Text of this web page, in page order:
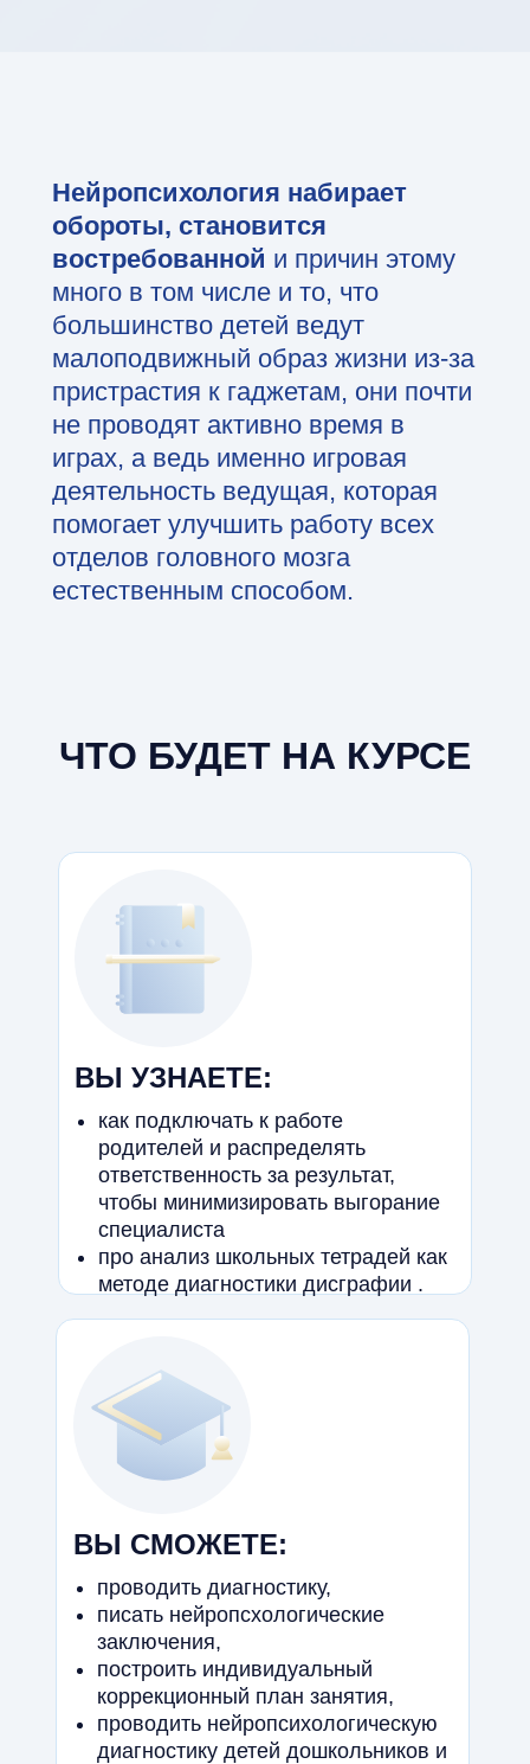
Нейропсихология набирает
обороты, становится
востребованной и причин этому
много в том числе и то, что
большинство детей ведут
малоподвижный образ жизни из-за
пристрастия к гаджетам, они почти
не проводят активно время в
играх, а ведь именно игровая
деятельность ведущая, которая
помогает улучшить работу всех
отделов головного мозга
естественным способом.
ЧТО БУДЕТ НА КУРСЕ
проводить диагностику,
писать нейропсхологические
заключения,
построить индивидуальный
коррекционный план занятия,
проводить нейропсихологическую
диагностику детей дошкольников и
ВЫ СМОЖЕТЕ:
как подключать к работе
родителей и распределять
ответственность за результат,
чтобы минимизировать выгорание
специалиста
про анализ школьных тетрадей как
методе диагностики дисграфии .
ВЫ УЗНАЕТЕ: